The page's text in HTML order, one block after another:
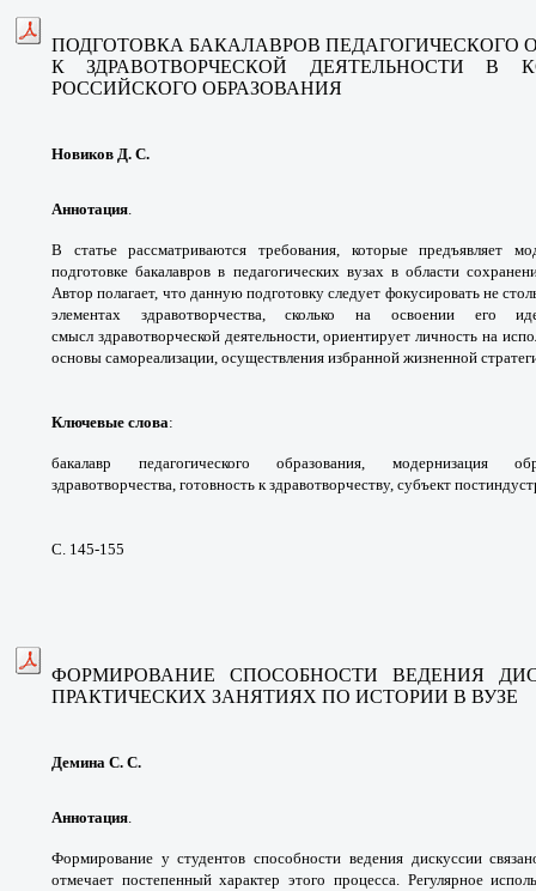
ПОДГОТОВКА БАКАЛАВРОВ ПЕДАГОГИЧЕСКОГО
К ЗДРАВОТВОРЧЕСКОЙ ДЕЯТЕЛЬНОСТИВ
РОССИЙСКОГО ОБРАЗОВАНИЯ
Новиков Д. С.
Аннотация.
В статье рассматриваются требования, которые предъявляет
подготовкебакалавров в педагогических вузах вобласти
Автор полагает, что данную подготовку следует фокусировать не
элементах здравотворчества, сколько на освоении его
смысл здравотворческой деятельности, ориентируетличность на
основы самореализации, осуществления избранной жизненной
Ключевые слова:
бакалавр педагогического образования, модернизация
здравотворчества, готовность к здравотворчеству, субъект
С. 145-155
ФОРМИРОВАНИЕ СПОСОБНОСТИ ВЕДЕНИЯ
ПРАКТИЧЕСКИХ ЗАНЯТИЯХ ПО ИСТОРИИ В ВУЗЕ
Демина С. С.
Аннотация.
Формирование у студентовспособности ведения дискуссии
отмечает постепенный характер этого процесса. Регулярное